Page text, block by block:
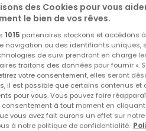
au penthouse tout en
de 1 chambre offre une
de rangement, un wc
à une terrasse 20,72m2.
des Cookies pour vous
le bien de vos rêves.
1015 partenaires stockons et accédons
navigation ou des identifiants uniques,
de suivi prendront en charge
traitons des données pour fournir ».
votre consentement, elles seront
il est possible que certains contenus
pour vous. Vous pouvez faire
consentement à tout moment en
vous avez fait aurons un effet sur
à notre politique de confidentialité.